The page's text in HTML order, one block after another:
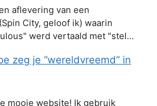
aflevering van een
City, geloof ik) waarin
werd vertaald met "stel…
zeg je “wereldvreemd” in
mooie website! Ik gebruik